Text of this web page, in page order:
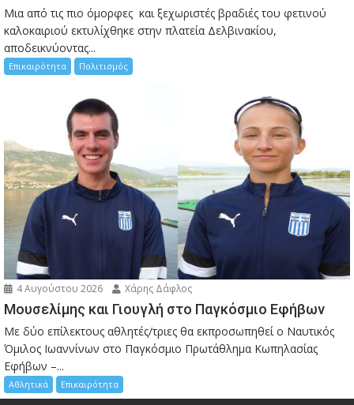
Μια από τις πιο όμορφες και ξεχωριστές βραδιές του φετινού
καλοκαιριού εκτυλίχθηκε στην πλατεία Δελβινακίου,
αποδεικνύοντας...
Επικαιρότητα Πολιτισμός
4 Αυγούστου 2026 Χάρης Δάφλος
Μουσελίμης και Γιουγλή στο Παγκόσμιο Εφήβων
Mε δύο επίλεκτους αθλητές/τριες θα εκπροσωπηθεί ο Ναυτικός
Όμιλος Ιωαννίνων στο Παγκόσμιο Πρωτάθλημα Κωπηλασίας
Εφήβων –...
Αθλητικά Επικαιρότητα